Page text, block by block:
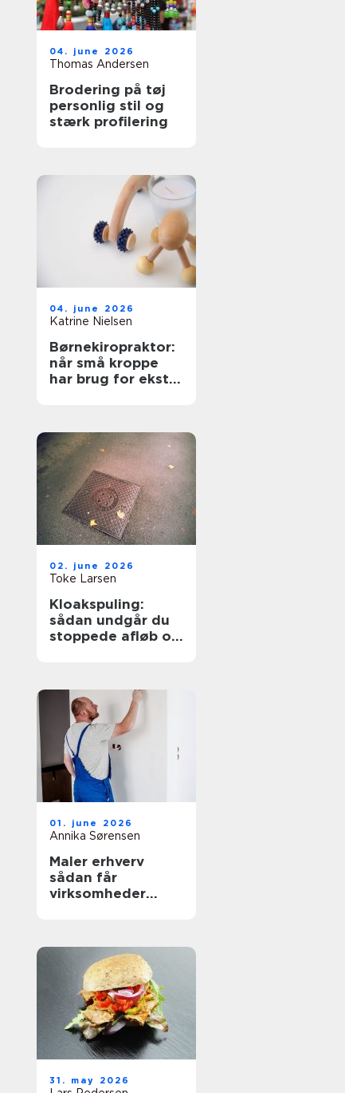
04. june 2026
Thomas Andersen
Brodering på tøj
personlig stil og
stærk profilering
04. june 2026
Katrine Nielsen
Børnekiropraktor:
når små kroppe
har brug for ekstra
02. june 2026
Toke Larsen
Kloakspuling:
sådan undgår du
stoppede afløb og
01. june 2026
Annika Sørensen
Maler erhverv
sådan får
virksomheder
31. may 2026